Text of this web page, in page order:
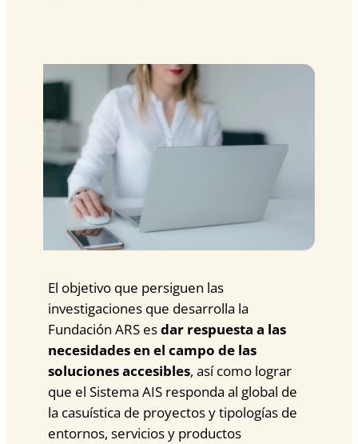
El objetivo que persiguen las
investigaciones que desarrolla la
Fundación ARS esdar respuesta a las
necesidades en el campo de las
soluciones accesibles, así como lograr
que el Sistema AIS responda al global de
la casuística de proyectos y tipologías de
entornos, servicios y productos